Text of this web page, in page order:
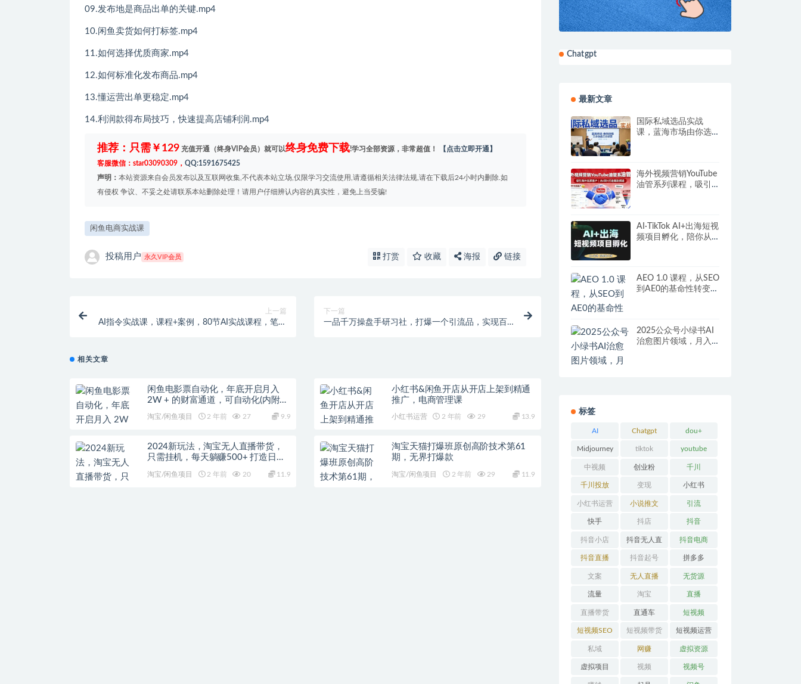
09.发布地是商品出单的关键.mp4
10.闲鱼卖货如何打标签.mp4
11.如何选择优质商家.mp4
12.如何标准化发布商品.mp4
13.懂运营出单更稳定.mp4
14.利润款得布局技巧，快速提高店铺利润.mp4
推荐：只需￥129 充值开通（终身VIP会员）就可以终身免费下载!学习全部资源，非常超值！
【点击立即开通】
客服微信：star03090309， QQ:1591675425
声明： 本站资源来自会员发布以及互联网收集,不代表本站立场,仅限学习交流使用,请遵循相关法律法规,请在下载后24小时内删除.如
有侵权 争议、不妥之处请联系本站删除处理！请用户仔细辨认内容的真实性，避免上当受骗!
闲鱼电商实战课
投稿用户 永久VIP会员 打赏 收藏 海报 链接
上一篇
AI指令实战课，课程+案例，80节AI实战课程，笔记
下一篇
一品千万操盘手研习社，打爆一个引流品，实现百
相关文章
闲鱼电影票自动化，年底开启月入
2W + 的财富通道，可自动化(内附独
淘宝/闲鱼项目 2 年前 27 9.9
小红书&闲鱼开店从开店上架到精通
推广，电商管理课
小红书运营 2 年前 29 13.9
2024新玩法，淘宝无人直播带货，
只需挂机，每天躺赚500+ 打造日不
淘宝/闲鱼项目 2 年前 20 11.9
淘宝天猫打爆班原创高阶技术第61
期，无界打爆款
淘宝/闲鱼项目 2 年前 29 11.9
Chatgpt
最新文章
国际私域选品实战
课，蓝海市场由你选
海外视频营销YouTube
油管系列课程，吸引
AI·TikTok AI+出海短视
频项目孵化，陪你从0-
AEO 1.0 课程，从SEO
到AE0的基命性转变，
2025公众号小绿书AI
治愈图片领域，月入
标签
AI Chatgpt dou+
Midjourney tiktok youtube
中视频 创业粉 千川
千川投放 变现 小红书
小红书运营 小说推文 引流
快手 抖店 抖音
抖音小店 抖音无人直
播
抖音电商
抖音直播 抖音起号 拼多多
文案 无人直播 无货源
流量 淘宝 直播
直播带货 直通车 短视频
短视频SEO 短视频带货 短视频运营
私域 网赚 虚拟资源
虚拟项目 视频 视频号